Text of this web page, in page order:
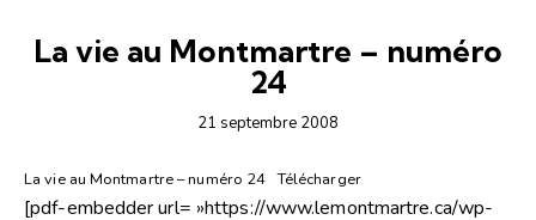
La vie au Montmartre – numéro
24
21 septembre 2008
La vie au Montmartre – numéro 24 Télécharger
[pdf-embedder url= »https://www.lemontmartre.ca/wp-